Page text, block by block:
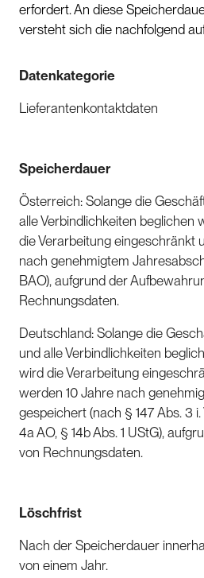
erfordert. An diese
versteht sich die nachfolgend
Datenkategorie
Lieferantenkontaktdaten
Speicherdauer
Österreich: Solange die
alle Verbindlichkeiten beglichen
die Verarbeitung eingeschränkt
nach genehmigtem
BAO), aufgrund der
Rechnungsdaten.
Deutschland: Solange die
und alle Verbindlichkeiten
wird die Verarbeitung
werden 10 Jahre nach
gespeichert (nach § 147 Abs. 3 i.
4a AO, § 14b Abs. 1 UStG),
von Rechnungsdaten.
Löschfrist
Nach der Speicherdauer
von einem Jahr.